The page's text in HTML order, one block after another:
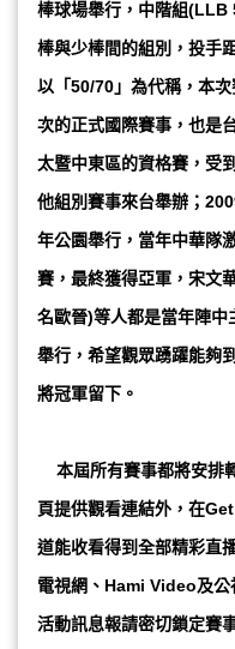
棒球場舉行，中階組(LLB
棒與少棒間的組別，投手
以「50/70」為代稱，本
次的正式國際賽事，也是
太暨中東區的資格賽，受
他組別賽事來台舉辦；
年公園舉行，當年中華隊
賽，最終獲得亞軍，宋文
名歐晉)等人都是當年陣中
舉行，希望觀眾踴躍能夠
將冠軍留下。
本屆所有賽事都將安排
頁提供觀看連結外，在
道能收看得到全部精彩直
電視網、Hami Video及公
活動訊息報請密切鎖定賽